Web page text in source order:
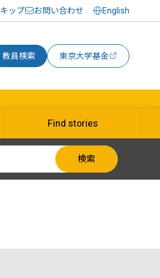
ップ お問い合わせ English
教員検索 東京大学基金
Find stories
検索